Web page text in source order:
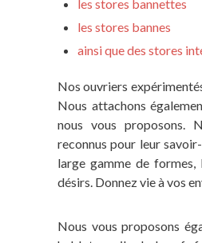
les stores bannettes
les stores bannes
ainsi que des stores
Nos ouvriers
Nous attachons
nous vous proposons.
reconnus pour leur
large gamme de
désirs. Donnez vie à vos
Nous vous proposons